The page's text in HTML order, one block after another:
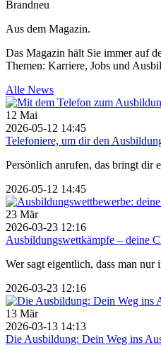
Brandneu
Aus dem Magazin.
Das Magazin hält Sie immer auf
Themen: Karriere, Jobs und
Alle News
12 Mai
2026-05-12 14:45
Telefoniere, um dir den
Persönlich anrufen, das bringt dir
2026-05-12 14:45
23 Mär
2026-03-23 12:16
Ausbildungswettkämpfe – deine
Wer sagt eigentlich, dass man
2026-03-23 12:16
13 Mär
2026-03-13 14:13
Die Ausbildung: Dein Weg ins